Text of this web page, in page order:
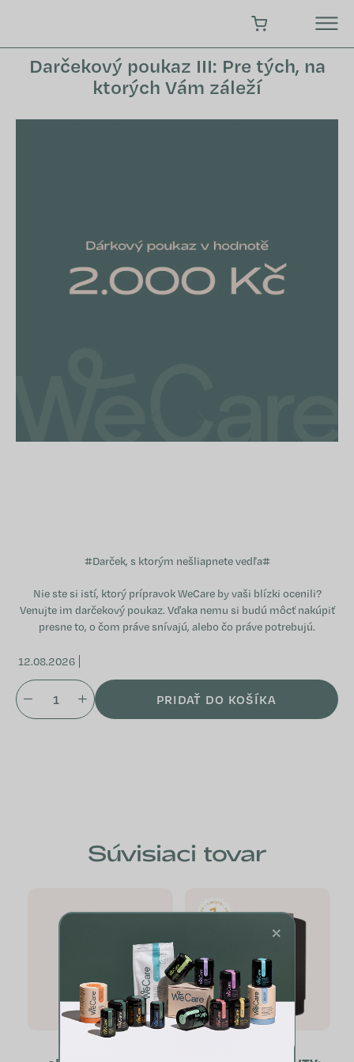
obsah
NÁKUPNÝ KOŠÍK
#Darček, s ktorým nešliapnete vedľa#
Nie ste si istí, ktorý prípravok WeCare by vaši blízki ocenili?
Venujte im darčekový poukaz. Vďaka nemu si budú môcť nakúpiť
presne to, o čom práve snívajú, alebo čo práve potrebujú.
12.08.2026
PRIDAŤ DO KOŠÍKA
Darčekový poukaz III: Pre tých, na
ktorých Vám záleží
Súvisiaci tovar
×